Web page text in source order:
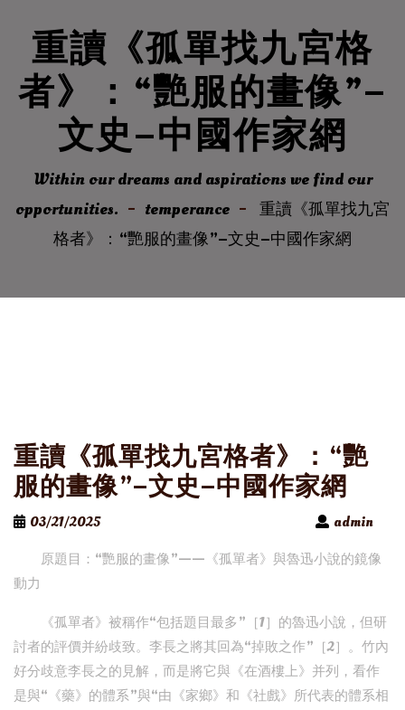
重讀《孤單找九宮格
者》：“艷服的畫像”–
文史–中國作家網
Within our dreams and aspirations we find our
opportunities.
temperance
重讀《孤單找九宮
格者》：“艷服的畫像”–文史–中國作家網
重讀《孤單找九宮格者》：“艷
服的畫像”–文史–中國作家網
03/21/2025
admin
原題目：“艷服的畫像”——《孤單者》與魯迅小說的鏡像
動力
《孤單者》被稱作“包括題目最多”［1］的魯迅小說，但研
討者的評價并紛歧致。李長之將其回為“掉敗之作”［2］。竹內
好分歧意李長之的見解，而是將它與《在酒樓上》并列，看作
是與“《藥》的體系”與“由《家鄉》和《社戲》所代表的體系相